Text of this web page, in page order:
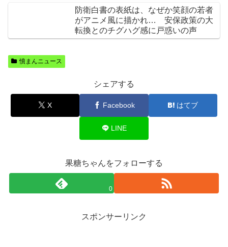
防衛白書の表紙は、なぜか笑顔の若者
がアニメ風に描かれ… 安保政策の大
転換とのチグハグ感に戸惑いの声
憤まんニュース
シェアする
X Facebook はてブ
LINE
果糖ちゃんをフォローする
0
スポンサーリンク